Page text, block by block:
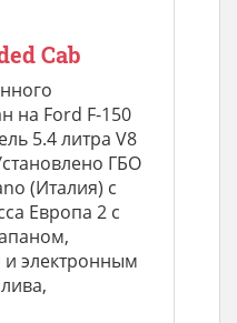
Cab
на Ford F-150
5.4 литра V8
ГБО
(Италия) с
Европа 2 с
электронным